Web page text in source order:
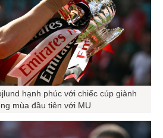
hạnh phúc với chiếc cúp giành
mùa đầu tiên với MU